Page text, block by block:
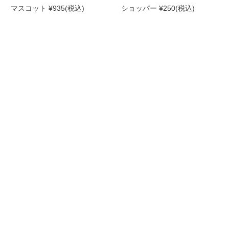
マスコット ¥935(税込) ショッパー ¥250(税込)